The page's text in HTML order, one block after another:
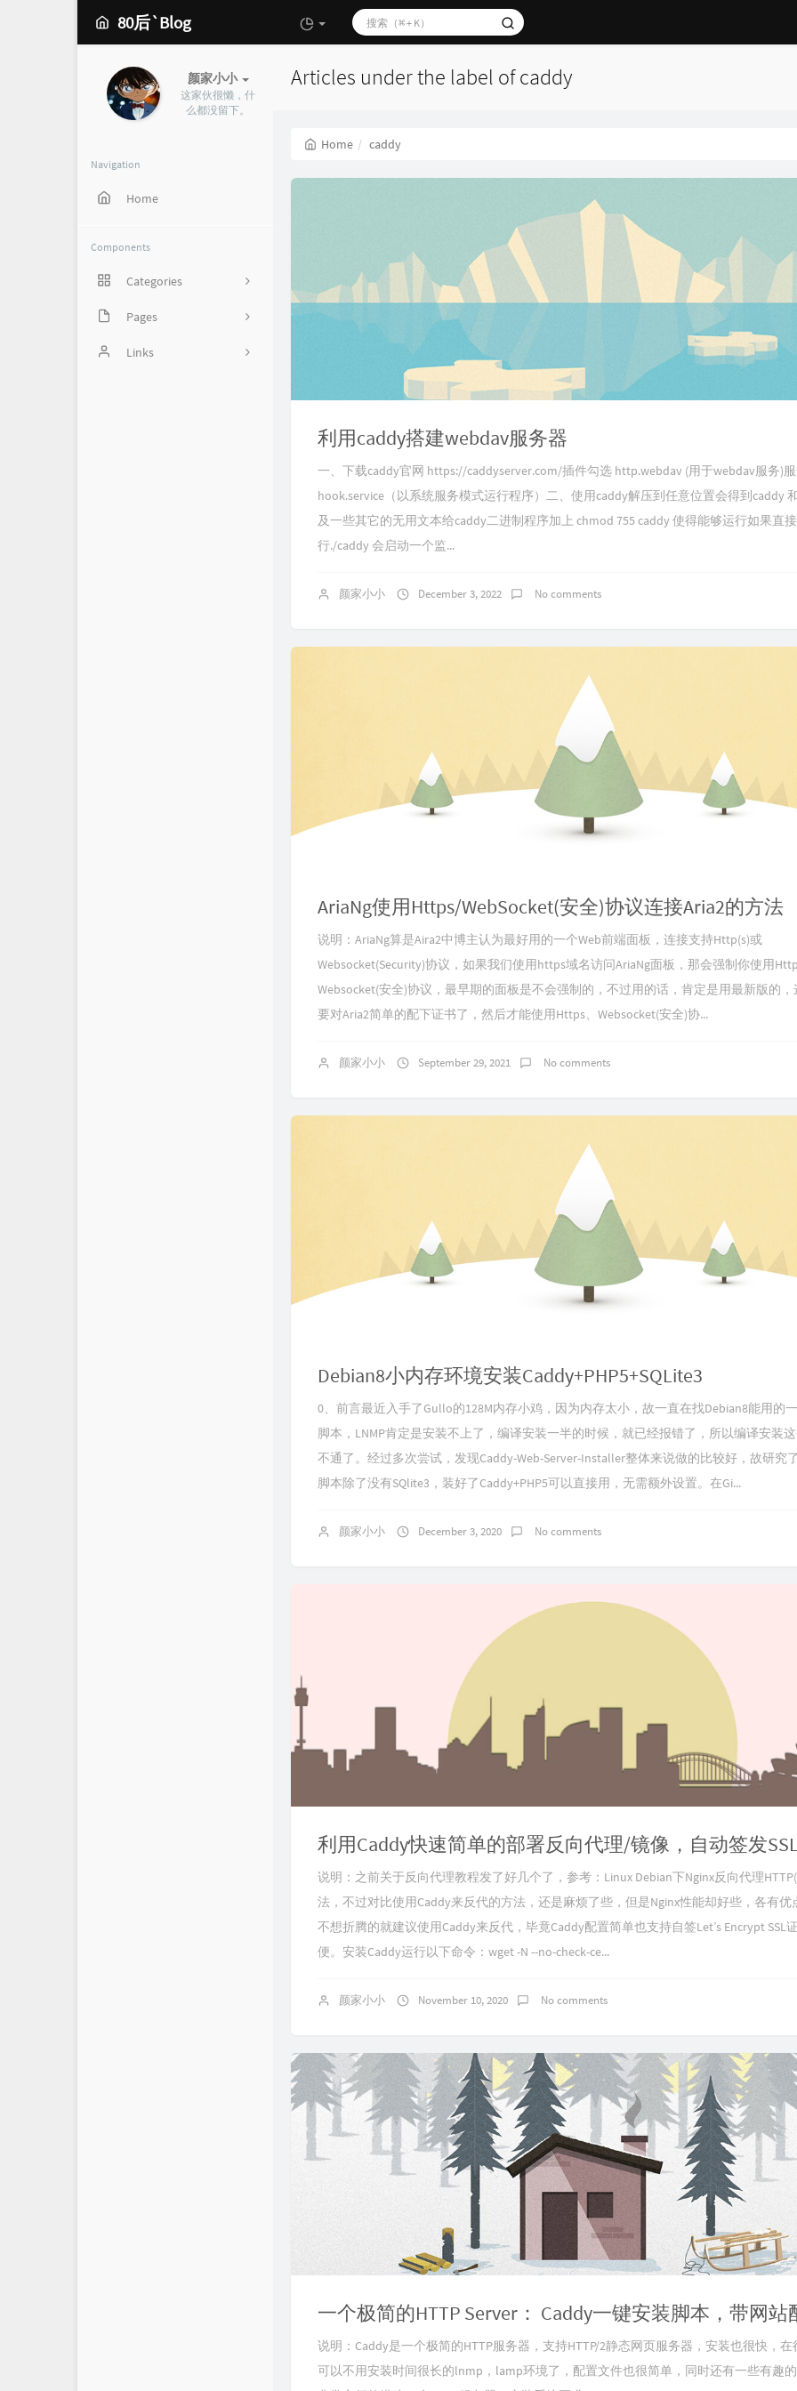
80后`Blog
颜家小小
这家伙很懒，什
么都没留下。
Navigation
Home
Components
Categories
162
2
Pages
心情说
Links
Articles under the label of caddy
Home caddy
利用caddy搭建webdav服务器
一、下载caddy官网 https://caddyserver.com/插件勾选 http.webdav (用于webdav服务)
hook.service（以系统服务模式运行程序）二、使用caddy解压到任意位置会得到caddy
及一些其它的无用文本给caddy二进制程序加上 chmod 755 caddy 使得能够运行如果直
行./caddy 会启动一个监...
颜家小小 December 3, 2022 No comments
AriaNg使用Https/WebSocket(安全)协议连接Aria2的方法
说明：AriaNg算是Aira2中博主认为最好用的一个Web前端面板，连接支持Http(s)或
Websocket(Security)协议，如果我们使用https域名访问AriaNg面板，那会强制你使用
Websocket(安全)协议，最早期的面板是不会强制的，不过用的话，肯定是用最新版的
要对Aria2简单的配下证书了，然后才能使用Https、Websocket(安全)协...
颜家小小 September 29, 2021 No comments
Debian8小内存环境安装Caddy+PHP5+SQLite3
0、前言最近入手了Gullo的128M内存小鸡，因为内存太小，故一直在找Debian8能用的
脚本，LNMP肯定是安装不上了，编译安装一半的时候，就已经报错了，所以编译安装
不通了。经过多次尝试，发现Caddy-Web-Server-Installer整体来说做的比较好，故研究
脚本除了没有SQlite3，装好了Caddy+PHP5可以直接用，无需额外设置。在Gi...
颜家小小 December 3, 2020 No comments
利用Caddy快速简单的部署反向代理/镜像，自动签发
说明：之前关于反向代理教程发了好几个了，参考：Linux Debian下Nginx反向代理
法，不过对比使用Caddy来反代的方法，还是麻烦了些，但是Nginx性能却好些，各有优
不想折腾的就建议使用Caddy来反代，毕竟Caddy配置简单也支持自签Let’s Encrypt SSL
便。安装Caddy运行以下命令：wget -N --no-check-ce...
颜家小小 November 10, 2020 No comments
说明：Caddy是一个极简的HTTP服务器，支持HTTP/2静态网页服务器，安装也很快，
可以不用安装时间很长的lnmp，lamp环境了，配置文件也很简单，同时还有一些有趣